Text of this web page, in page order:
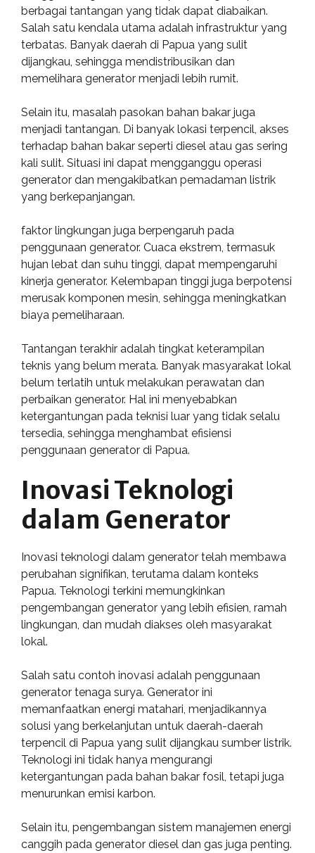
berbagai tantangan yang tidak dapat diabaikan.
Salah satu kendala utama adalah infrastruktur yang
terbatas. Banyak daerah di Papua yang sulit
dijangkau, sehingga mendistribusikan dan
memelihara generator menjadi lebih rumit.
Selain itu, masalah pasokan bahan bakar juga
menjadi tantangan. Di banyak lokasi terpencil, akses
terhadap bahan bakar seperti diesel atau gas sering
kali sulit. Situasi ini dapat mengganggu operasi
generator dan mengakibatkan pemadaman listrik
yang berkepanjangan.
faktor lingkungan juga berpengaruh pada
penggunaan generator. Cuaca ekstrem, termasuk
hujan lebat dan suhu tinggi, dapat mempengaruhi
kinerja generator. Kelembapan tinggi juga berpotensi
merusak komponen mesin, sehingga meningkatkan
biaya pemeliharaan.
Tantangan terakhir adalah tingkat keterampilan
teknis yang belum merata. Banyak masyarakat lokal
belum terlatih untuk melakukan perawatan dan
perbaikan generator. Hal ini menyebabkan
ketergantungan pada teknisi luar yang tidak selalu
tersedia, sehingga menghambat efisiensi
penggunaan generator di Papua.
Inovasi Teknologi
dalam Generator
Inovasi teknologi dalam generator telah membawa
perubahan signifikan, terutama dalam konteks
Papua. Teknologi terkini memungkinkan
pengembangan generator yang lebih efisien, ramah
lingkungan, dan mudah diakses oleh masyarakat
lokal.
Salah satu contoh inovasi adalah penggunaan
generator tenaga surya. Generator ini
memanfaatkan energi matahari, menjadikannya
solusi yang berkelanjutan untuk daerah-daerah
terpencil di Papua yang sulit dijangkau sumber listrik.
Teknologi ini tidak hanya mengurangi
ketergantungan pada bahan bakar fosil, tetapi juga
menurunkan emisi karbon.
Selain itu, pengembangan sistem manajemen energi
canggih pada generator diesel dan gas juga penting.